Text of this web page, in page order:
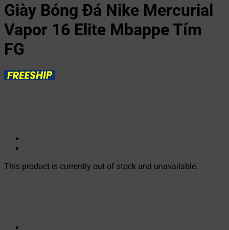
Giày Bóng Đá Nike Mercurial
Vapor 16 Elite Mbappe Tím
FG
This product is currently out of stock and unavailable.